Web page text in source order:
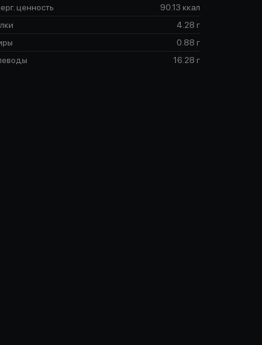
ценность
90.13 ккал
4.28 г
0.88 г
16.28 г